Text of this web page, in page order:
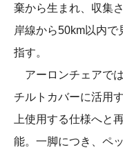
棄から生まれ、収集
岸線から50km以内
指す。
アーロンチェアで
チルトカバーに活用
上使用する仕様へと
能。一脚につき、ペ